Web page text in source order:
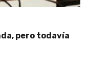
pero todavía